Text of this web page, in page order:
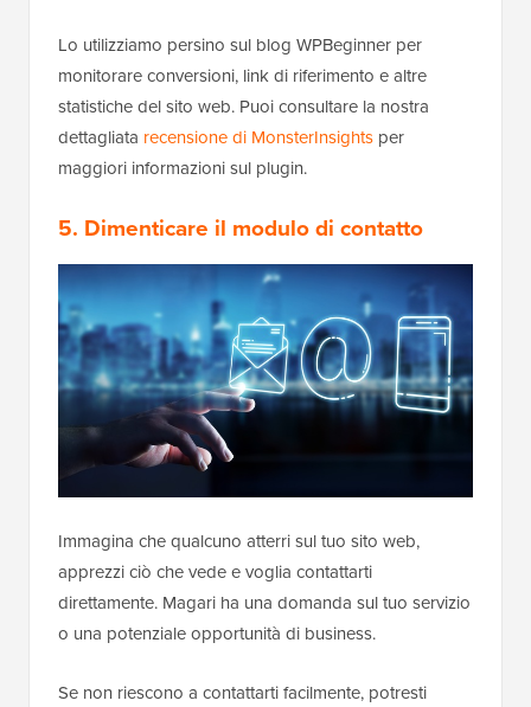
Lo utilizziamo persino sul blog WPBeginner per
monitorare conversioni, link di riferimento e altre
statistiche del sito web. Puoi consultare la nostra
dettagliata recensione di MonsterInsights per
maggiori informazioni sul plugin.
5. Dimenticare il modulo di contatto
Immagina che qualcuno atterri sul tuo sito web,
apprezzi ciò che vede e voglia contattarti
direttamente. Magari ha una domanda sul tuo servizio
o una potenziale opportunità di business.
Se non riescono a contattarti facilmente, potresti